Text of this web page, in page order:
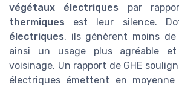
végétaux électriques par
thermiques est leur silence.
électriques, ils génèrent moins
ainsi un usage plus agréable
voisinage. Un rapport de GHE
électriques émettent en